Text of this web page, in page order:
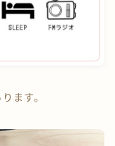
ます。